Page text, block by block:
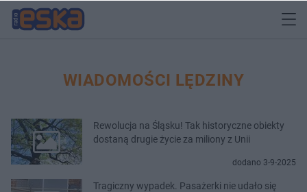
WIADOMOŚCI LĘDZINY
Rewolucja na Śląsku! Tak historyczne obiekty
dostaną drugie życie za miliony z Unii
dodano 3-9-2025
Tragiczny wypadek. Pasażerki nie udało się